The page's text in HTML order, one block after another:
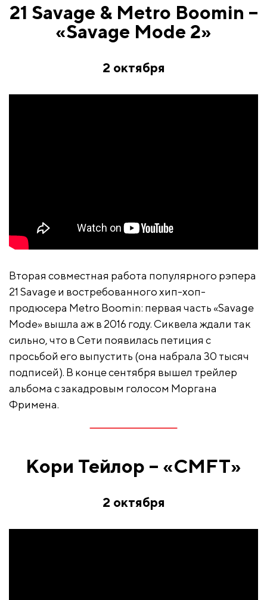
21 Savage & Metro Boomin –
«Savage Mode 2»
2 октября
Вторая совместная работа популярного рэпера
21 Savage и востребованного хип-хоп-
продюсера Metro Boomin: первая часть «Savage
Mode» вышла аж в 2016 году. Сиквела ждали так
сильно, что в Сети появилась петиция с
просьбой его выпустить (она набрала 30 тысяч
подписей). В конце сентября вышел трейлер
альбома с закадровым голосом Моргана
Фримена.
Кори Тейлор – «CMFT»
2 октября